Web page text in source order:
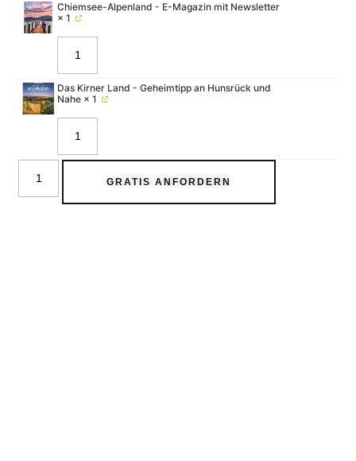
Chiemsee-Alpenland - E-Magazin mit Newsletter
× 1
Das Kirner Land - Geheimtipp an Hunsrück und
Nahe × 1
GRATIS ANFORDERN